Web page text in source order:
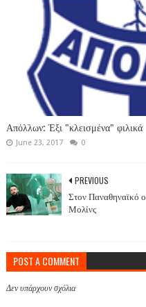
Απόλλων: Έξι "κλεισμένα" φιλικά
June 23, 2017 0
PREVIOUS
Στον Παναθηναϊκό ο
Μολίνς
POST A COMMENT
Δεν υπάρχουν σχόλια